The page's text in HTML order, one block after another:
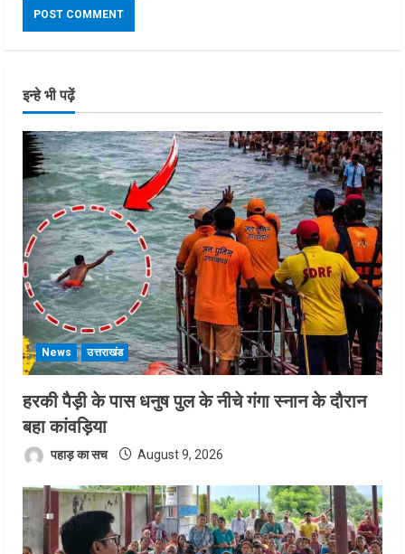
इन्हे भी पढ़ें
News उत्तराखंड
हरकी पैड़ी के पास धनुष पुल के नीचे गंगा स्नान के दौरान
बहा कांवड़िया
पहाड़ का सच August 9, 2026